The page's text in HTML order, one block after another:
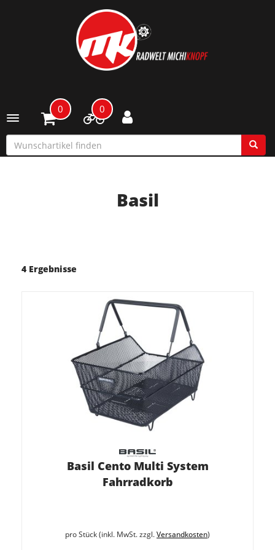
Toggle navigation
0 0
Basil
4 Ergebnisse
Basil Cento Multi System
Fahrradkorb
pro Stück (inkl. MwSt. zzgl.Versandkosten)